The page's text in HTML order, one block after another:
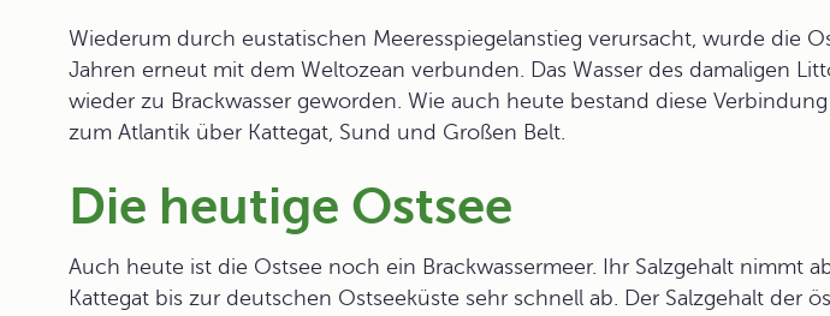
Wiederum durch eustatischen Meeresspiegelanstieg verursacht, wurde die
Jahren erneut mit dem Weltozean verbunden. Das Wasser des damaligen
wieder zu Brackwasser geworden. Wie auch heute bestand diese
zum Atlantik über Kattegat, Sund und Großen Belt.
Die heutige Ostsee
Auch heute ist die Ostsee noch ein Brackwassermeer. Ihr Salzgehalt nimmt
Kattegat bis zur deutschen Ostseeküste sehr schnell ab. Der Salzgehalt der